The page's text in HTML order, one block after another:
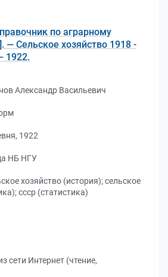
по аграрному
— Сельское хозяйство 1918 -
1922.
Александр Васильевич
1922
НБ НГУ
хозяйство (история); сельское
ссср (статистика)
сети Интернет (чтение,